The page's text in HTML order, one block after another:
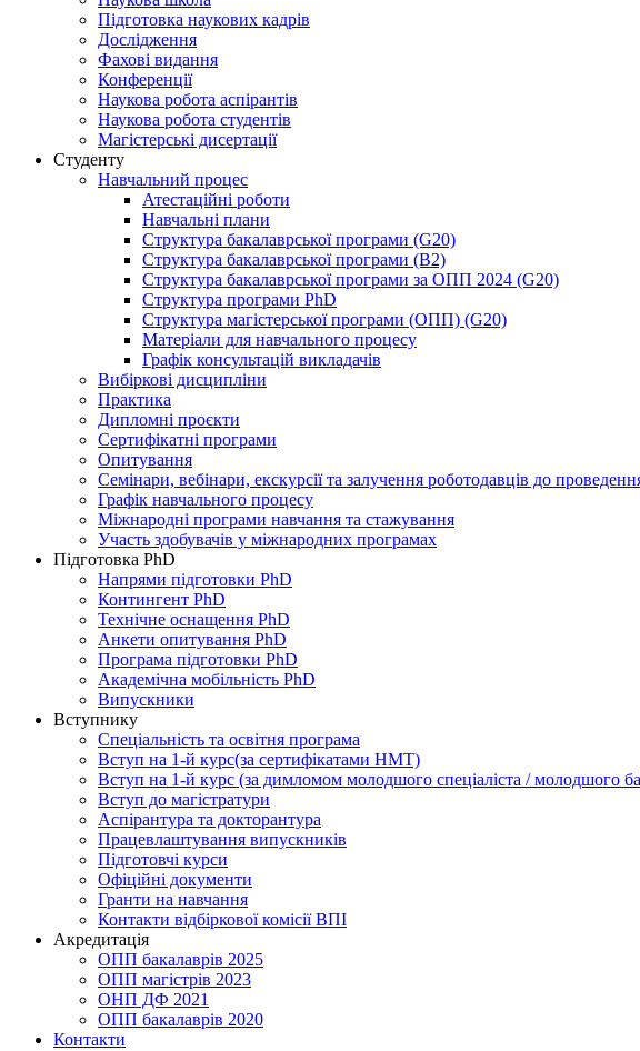
Підготовка наукових кадрів
Дослідження
Фахові видання
Конференції
Наукова робота аспірантів
Наукова робота студентів
Магістерські дисертації
Студенту
Навчальний процес
Атестаційні роботи
Навчальні плани
Структура бакалаврської програми (G20)
Структура бакалаврської програми (B2)
Структура бакалаврської програми за ОПП 2024 (G20)
Структура програми PhD
Структура магістерської програми (ОПП) (G20)
Матеріали для навчального процесу
Графік консультацій викладачів
Вибіркові дисципліни
Практика
Дипломні проєкти
Сертифікатні програми
Опитування
Семінари, вебінари, екскурсії та залучення роботодавців до
Графік навчального процесу
Міжнародні програми навчання та стажування
Участь здобувачів у міжнародних програмах
Підготовка PhD
Напрями підготовки PhD
Контингент PhD
Технічне оснащення PhD
Анкети опитування PhD
Програма підготовки PhD
Академічна мобільність PhD
Випускники
Вступнику
Спеціальність та освітня програма
Вступ на 1-й курс(за сертифікатами НМТ)
Вступ на 1-й курс (за димломом молодшого спеціаліста / молодшого
Вступ до магістратури
Аспірантура та докторантура
Працевлаштування випускників
Підготовчі курси
Офіційні документи
Гранти на навчання
Контакти відбіркової комісії ВПІ
Акредитація
ОПП бакалаврів 2025
ОПП магістрів 2023
ОНП ДФ 2021
ОПП бакалаврів 2020
Контакти